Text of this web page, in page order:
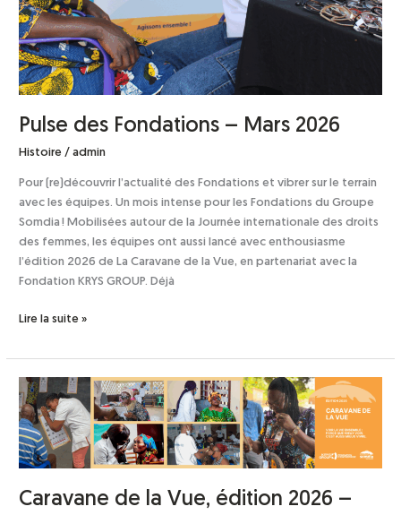
Pulse des Fondations – Mars 2026
Histoire /admin
Pour (re)découvrir l’actualité des Fondations et vibrer sur le terrain
avec les équipes. Un mois intense pour les Fondations du Groupe
Somdia ! Mobilisées autour de la Journée internationale des droits
des femmes, les équipes ont aussi lancé avec enthousiasme
l’édition 2026 de La Caravane de la Vue, en partenariat avec la
Fondation KRYS GROUP. Déjà
Lire la suite »
Caravane de la Vue, édition 2026 –
Caravane
de
la
Vue,
édition
–